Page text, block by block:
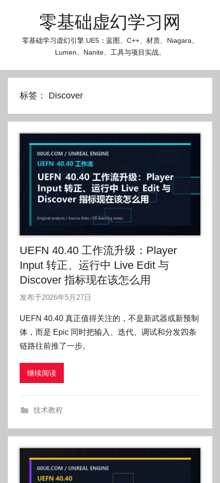
零基础虚幻学习网
零基础学习虚幻引擎 UE5：蓝图、C++、材质、Niagara、
Lumen、Nanite、工具与项目实战。
标签： Discover
UEFN 40.40 工作流升级：Player
Input 转正、运行中 Live Edit 与
Discover 指标现在该怎么用
发布于2026年5月27日
:
O
UEFN 40.40 真正值得关注的，不是新武器或新预制
体，而是 Epic 同时把输入、迭代、调试和分发四条
链路往前推了一步。
继续阅读
技术教程